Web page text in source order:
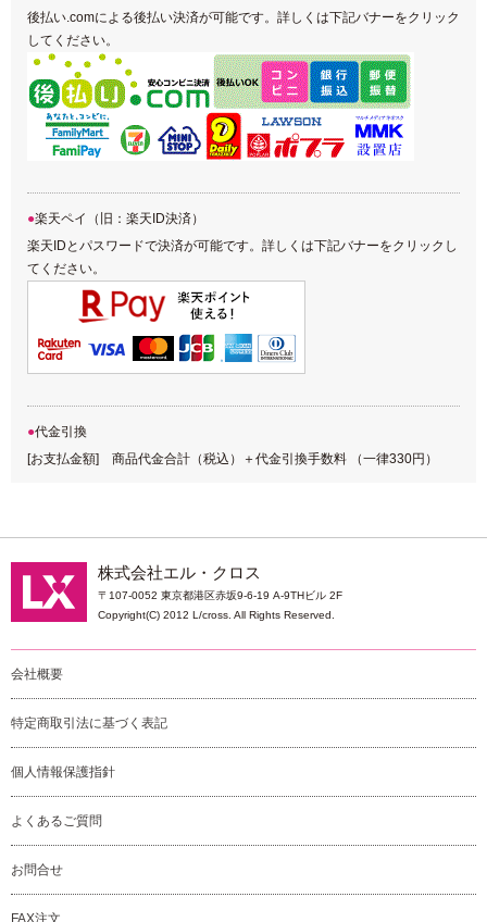
後払い.comによる後払い決済が可能です。詳しくは下記バナーをクリック
してください。
楽天ペイ（旧：楽天ID決済）
楽天IDとパスワードで決済が可能です。詳しくは下記バナーをクリックし
てください。
代金引換
[お支払金額] 商品代金合計（税込）＋代金引換手数料 （一律330円）
株式会社エル・クロス
〒107-0052 東京都港区赤坂9-6-19 A-9THビル 2F
Copyright(C) 2012 L/cross. All Rights Reserved.
会社概要
特定商取引法に基づく表記
個人情報保護指針
よくあるご質問
お問合せ